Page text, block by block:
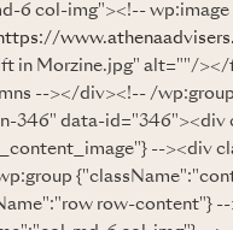
6 col-img"><!--
in Morzine.jpg" alt=""/
--></div><!-- /
346" data-
--><div
row-content"}